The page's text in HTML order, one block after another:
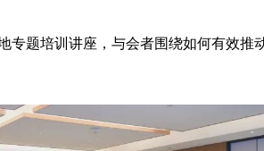
专题培训讲座，与会者围绕如何有效推